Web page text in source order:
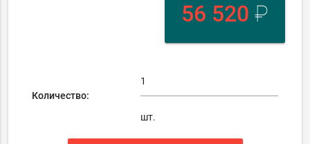
56 520 ₽
Количество:
шт.